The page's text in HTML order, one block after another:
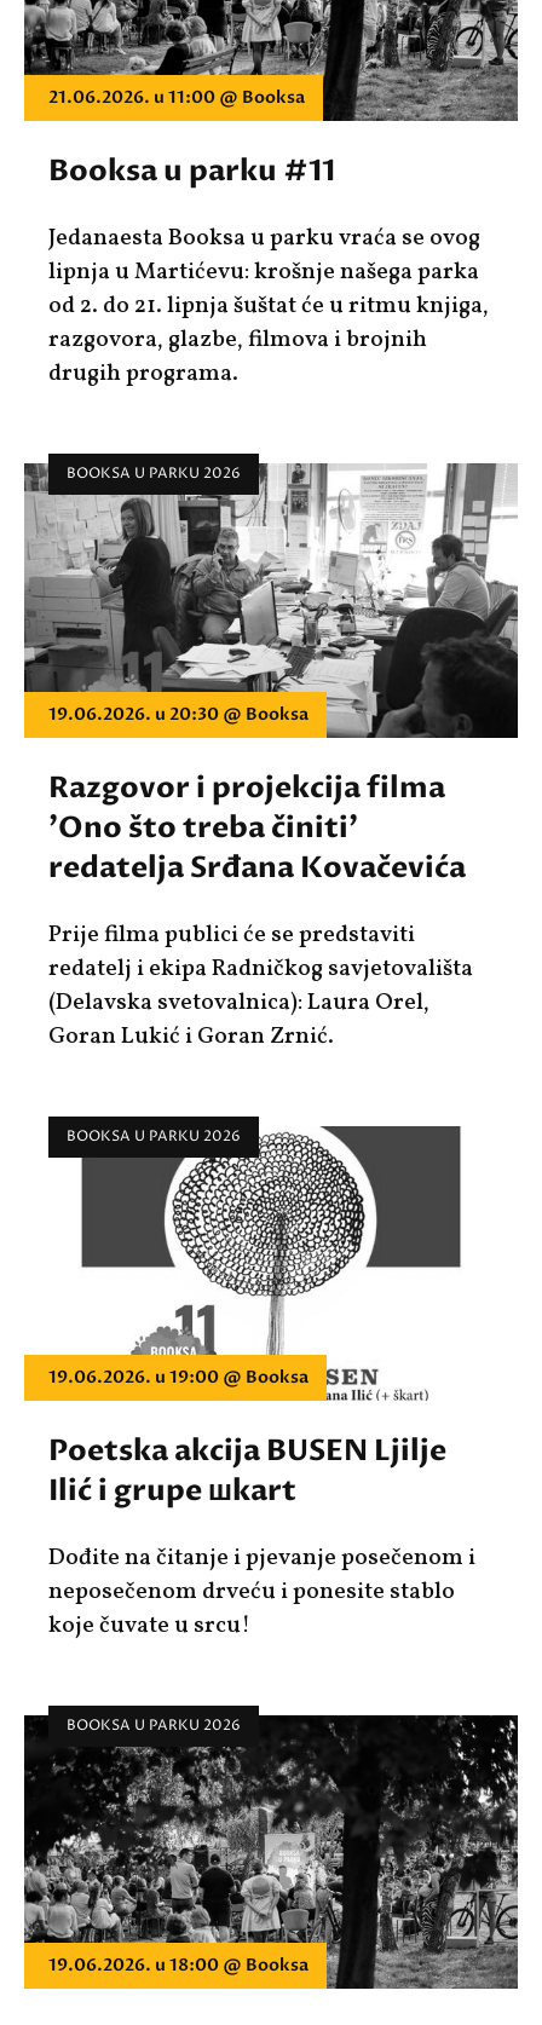
21.06.2026. u 11:00 @ Booksa
Booksa u parku #11
JedanaestaBooksa u parkuvraća se ovog
lipnja u Martićevu: krošnje našega parka
od 2. do 21. lipnjašuštat će u ritmu knjiga,
razgovora, glazbe, filmova i brojnih
drugih programa.
BOOKSA U PARKU 2026
19.06.2026. u 20:30 @ Booksa
Razgovor i projekcija filma
'Ono što treba činiti'
redatelja Srđana Kovačevića
Prije filma publici će se predstaviti
redatelj i ekipa Radničkog savjetovališta
(Delavska svetovalnica): Laura Orel,
Goran Lukić i Goran Zrnić.
BOOKSA U PARKU 2026
19.06.2026. u 19:00 @ Booksa
Poetska akcija BUSEN Ljilje
Ilić i grupe шkart
Dođite na čitanje i pjevanje posečenom i
neposečenom drveću i ponesite stablo
koje čuvate u srcu!
BOOKSA U PARKU 2026
19.06.2026. u 18:00 @ Booksa